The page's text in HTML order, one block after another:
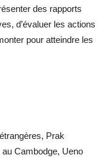
des rapports
d’évaluer les actions
pour atteindre les
Prak
au Cambodge, Ueno